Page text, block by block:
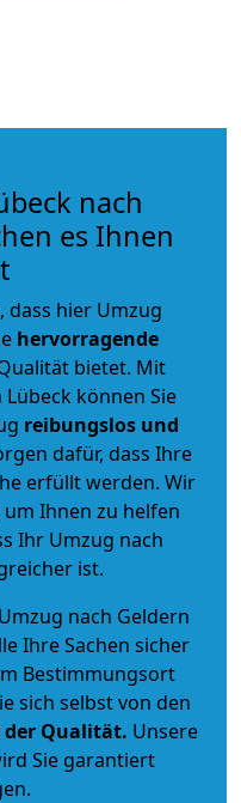
nach
es Ihnen
dass hier Umzug
hervorragende
bietet. Mit
können Sie
reibungslos und
dafür, dass Ihre
erfüllt werden. Wir
Ihnen zu helfen
Ihr Umzug nach
ist.
nach Geldern
Ihre Sachen sicher
Bestimmungsort
sich selbst von den
der Qualität. Unsere
Sie garantiert